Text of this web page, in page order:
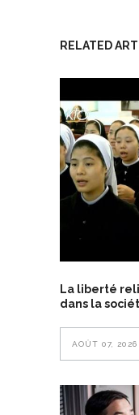
RELATED
La liberté
dans la
AOÛT 07, 2026